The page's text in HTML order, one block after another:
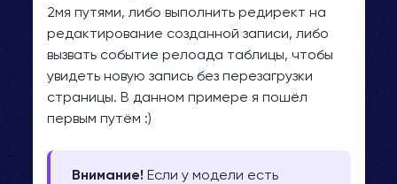
2мя путями, либо выполнить редирект на
редактирование созданной записи, либо
вызвать событие релоада таблицы, чтобы
увидеть новую запись без перезагрузки
страницы. В данном примере я пошёл
первым путём :)
Внимание! Если у модели есть